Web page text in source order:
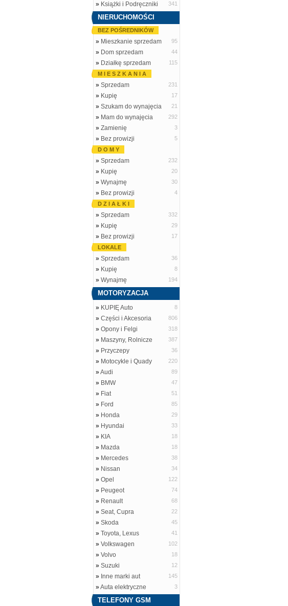
» Książki i Podręczniki 341
NIERUCHOMOŚCI
BEZ POŚREDNIKÓW
» Mieszkanie sprzedam 95
» Dom sprzedam 44
» Działkę sprzedam
115
M I E S Z K A N I A
» Sprzedam 231
» Kupię 17
» Szukam do wynajęcia 21
» Mam do wynajęcia 292
» Zamienię 3
» Bez prowizji
5
D O M Y
» Sprzedam 232
» Kupię 20
» Wynajmę 30
» Bez prowizji
4
D Z I A Ł K I
» Sprzedam 332
» Kupię 29
» Bez prowizji
17
LOKALE
» Sprzedam 36
» Kupię 8
» Wynajmę 194
MOTORYZACJA
» KUPIĘ Auto 8
» Części i Akcesoria 806
» Opony i Felgi 318
» Maszyny, Rolnicze 387
» Przyczepy 36
» Motocykle i Quady 220
»Audi 89
» BMW 47
» Fiat 51
» Ford 85
» Honda 29
» Hyundai 33
» KIA 18
» Mazda 18
» Mercedes 38
» Nissan 34
» Opel 122
» Peugeot 74
» Renault 68
» Seat, Cupra 22
» Skoda 45
» Toyota, Lexus 41
» Volkswagen 102
» Volvo 18
» Suzuki 12
» Inne marki aut 145
»Auta elektryczne 3
TELEFONY GSM